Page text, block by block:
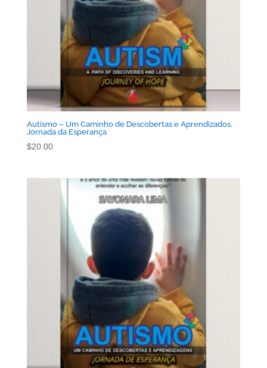
Autismo – Um Caminho de Descobertas e Aprendizados.
Jornada da Esperança
$20.00